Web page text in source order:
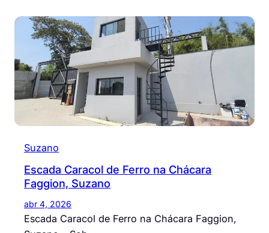
Suzano
Escada Caracol de Ferro na Chácara
Faggion, Suzano
abr 4, 2026
Escada Caracol de Ferro na Chácara Faggion,